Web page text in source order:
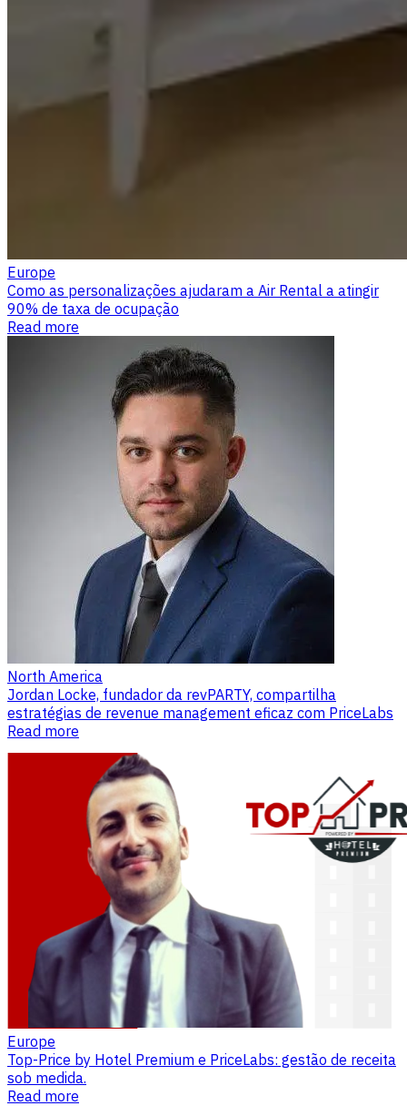
Europe
Como as personalizações ajudaram a Air Rental a atingir
90% de taxa de ocupação
Read more
North America
Jordan Locke, fundador da revPARTY, compartilha
estratégias de revenue management eficaz com PriceLabs
Read more
Europe
Top-Price by Hotel Premium e PriceLabs: gestão de receita
sob medida.
Read more